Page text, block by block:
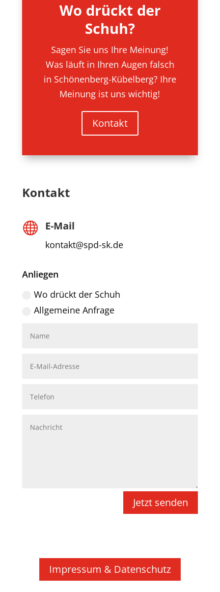
Wo drückt der
Schuh?
Sagen Sie uns Ihre Meinung!
Was läuft in Ihren Augen falsch
in Schönenberg-Kübelberg? Ihre
Meinung ist uns wichtig!
Kontakt
Kontakt
 E-Mail
kontakt@spd-sk.de
Anliegen
Wo drückt der Schuh
Allgemeine Anfrage
Jetzt senden
Impressum & Datenschutz